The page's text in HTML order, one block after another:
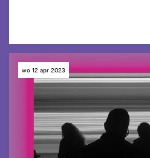
wo 12 apr 2023